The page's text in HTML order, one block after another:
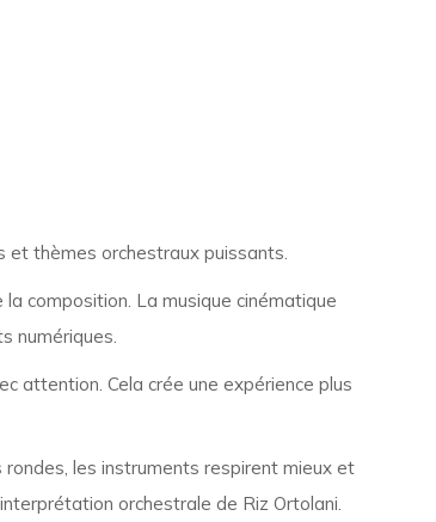
thèmes orchestraux puissants.
composition. La musique cinématique
numériques.
attention. Cela crée une expérience plus
les instruments respirent mieux et
orchestrale de Riz Ortolani.